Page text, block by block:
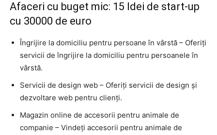
Afaceri cu buget mic: 15 Idei de start-up
cu 30000 de euro
Îngrijire la domiciliu pentru persoane în vârstă – Oferiți
servicii de îngrijire la domiciliu pentru persoanele în
vârstă.
Servicii de design web – Oferiți servicii de design și
dezvoltare web pentru clienți.
Magazin online de accesorii pentru animale de
companie – Vindeți accesorii pentru animale de